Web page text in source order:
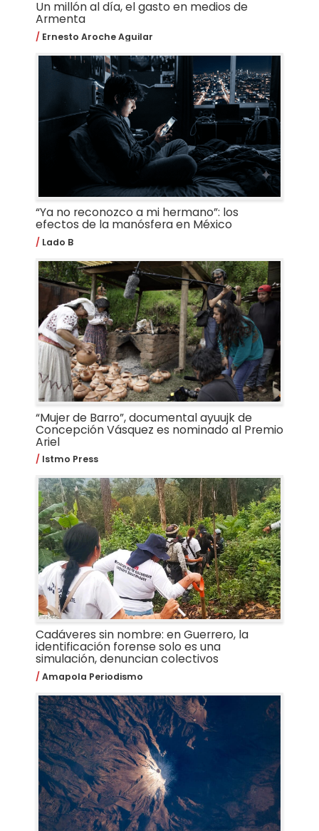
Un millón al día, el gasto en medios de
Armenta
Ernesto Aroche Aguilar
“Ya no reconozco a mi hermano”: los
efectos de la manósfera en México
Lado B
“Mujer de Barro”, documental ayuujk de
Concepción Vásquez es nominado al Premio
Ariel
Istmo Press
Cadáveres sin nombre: en Guerrero, la
identificación forense solo es una
simulación, denuncian colectivos
Amapola Periodismo